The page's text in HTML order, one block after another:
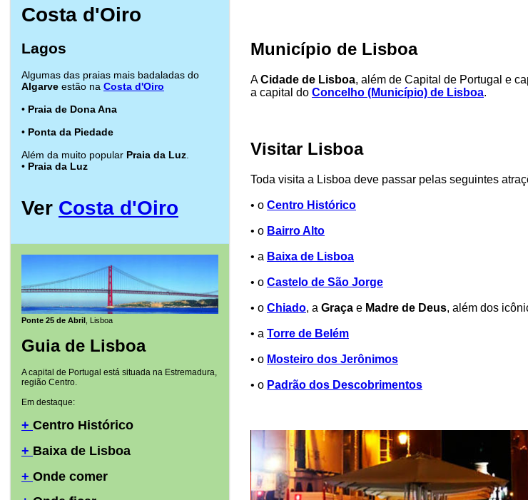
Costa d'Oiro
Lagos
Algumas das praias mais badaladas do
Algarve estão na Costa d'Oiro
• Praia de Dona Ana
• Ponta da Piedade
Além da muito popular Praia da Luz.
• Praia da Luz
Ver Costa d'Oiro
Ponte 25 de Abril , Lisboa
Guia de Lisboa
A capital de Portugal está situada na Estremadura,
região Centro.
Em destaque:
+ Centro Histórico
+ Baixa de Lisboa
+ Onde comer
Município de Lisboa
ACidade de Lisboa, além de Capital de Portugal e
a capital do Concelho (Município) de Lisboa.
Visitar Lisboa
Toda visita a Lisboa deve passar pelas seguintes
• o Centro Histórico
• o Bairro Alto
• a Baixa de Lisboa
• o Castelo de São Jorge
• o Chiado, a Graça e Madre de Deus, além dos
• a Torre de Belém
• o Mosteiro dos Jerônimos
• o Padrão dos Descobrimentos